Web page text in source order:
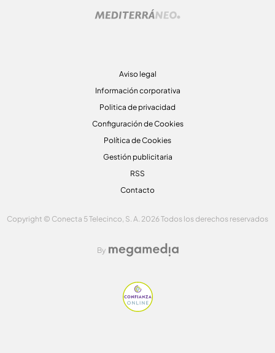
Aviso legal
Información corporativa
Politica de privacidad
Configuración de Cookies
Política de Cookies
Gestión publicitaria
RSS
Contacto
Copyright © Conecta 5 Telecinco, S. A. 2026 Todos los derechos reservados
By